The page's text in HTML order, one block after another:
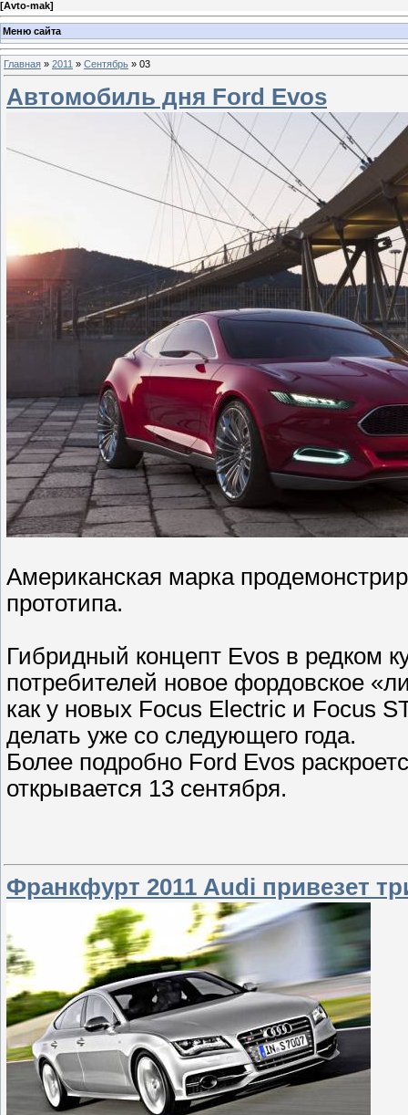
[Avto-mak]
Меню сайта
Главная » 2011 » Сентябрь » 03
Автомобиль дня Ford Evos
Американская марка
прототипа.
Гибридный концепт Evos в редком
потребителей новое фордовское
как у новых Focus Electric и Focus
делать уже со следующего года.
Более подробно Ford Evos
открывается 13 сентября.
Франкфурт 2011 Audi привезет